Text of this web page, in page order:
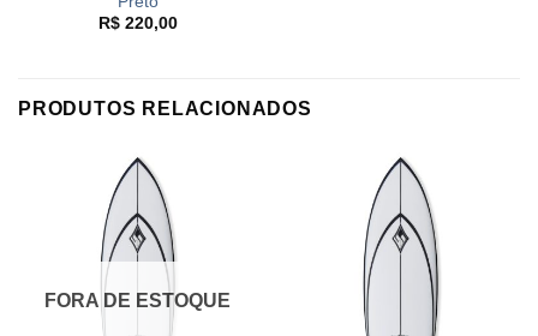
R$220,00
PRODUTOS RELACIONADOS
FORA DE ESTOQUE